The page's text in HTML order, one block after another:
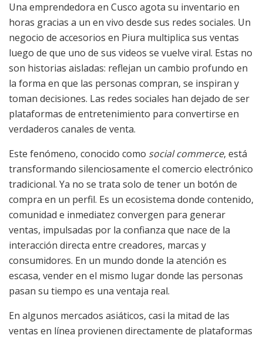
Una emprendedora en Cusco agota su inventario en
horas gracias a un en vivo desde sus redes sociales. Un
negocio de accesorios en Piura multiplica sus ventas
luego de que uno de sus videos se vuelve viral. Estas no
son historias aisladas: reflejan un cambio profundo en
la forma en que las personas compran, se inspiran y
toman decisiones. Las redes sociales han dejado de ser
plataformas de entretenimiento para convertirse en
verdaderos canales de venta.
Este fenómeno, conocido como social commerce, está
transformando silenciosamente el comercio electrónico
tradicional. Ya no se trata solo de tener un botón de
compra en un perfil. Es un ecosistema donde contenido,
comunidad e inmediatez convergen para generar
ventas, impulsadas por la confianza que nace de la
interacción directa entre creadores, marcas y
consumidores. En un mundo donde la atención es
escasa, vender en el mismo lugar donde las personas
pasan su tiempo es una ventaja real.
En algunos mercados asiáticos, casi la mitad de las
ventas en línea provienen directamente de plataformas